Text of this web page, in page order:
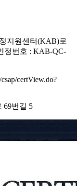
지원센터(KAB)로
정번호 : KAB-QC-
certView.do?
69번길 5